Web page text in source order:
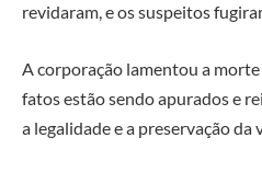
revidaram, e os suspeitos
A corporação lamentou a
fatos estão sendo apurados e
a legalidade e a preservação da